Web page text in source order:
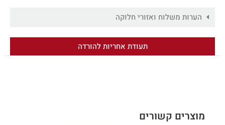
הערות משלוח ואזורי חלוקה
תעודת אחריות להורדה
מוצרים קשורים